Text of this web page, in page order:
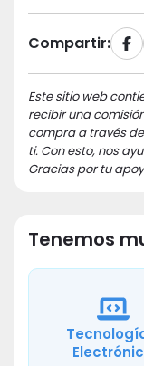
Compartir:
Este sitio web
recibir una
compra a través
ti. Con esto, nos
Gracias por tu
Tenemos